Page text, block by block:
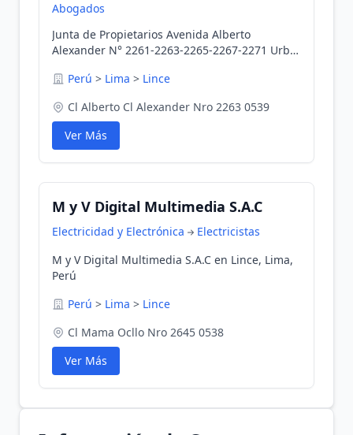
Abogados
Junta de Propietarios Avenida Alberto
Alexander N° 2261-2263-2265-2267-2271 Urba
Perú > Lima > Lince
Cl Alberto Cl Alexander Nro 2263 0539
Ver Más
M y V Digital Multimedia S.A.C
Electricidad y Electrónica
Electricistas
M y V Digital Multimedia S.A.C en Lince, Lima,
Perú
Perú > Lima > Lince
Cl Mama Ocllo Nro 2645 0538
Ver Más